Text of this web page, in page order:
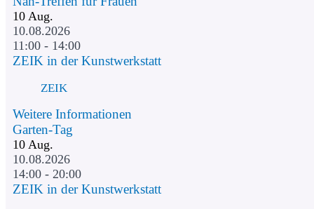
10 Aug.
10.08.2026
11:00 - 14:00
ZEIK in der Kunstwerkstatt
ZEIK
Weitere Informationen
Garten-Tag
10 Aug.
10.08.2026
14:00 - 20:00
ZEIK in der Kunstwerkstatt